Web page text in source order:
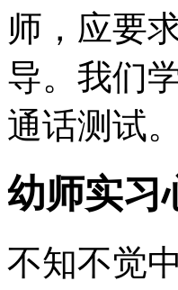
师，应要
导。我们
通话测试。
幼师实习
不知不觉